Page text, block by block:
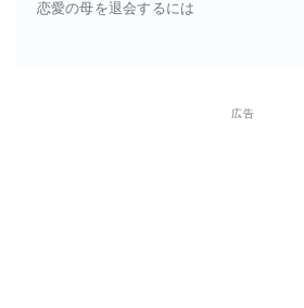
恋愛の母を退会するには
広告